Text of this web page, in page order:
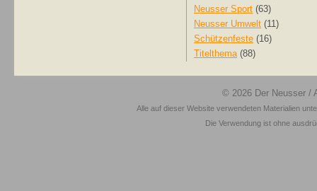
Neusser Sport (63)
Neusser Umwelt (11)
Schützenfeste (16)
Titelthema(88)
© 2026 Der Neusser /
Alle auf dieser Website verwendeten Materialien
Die Verwendung ist ohne